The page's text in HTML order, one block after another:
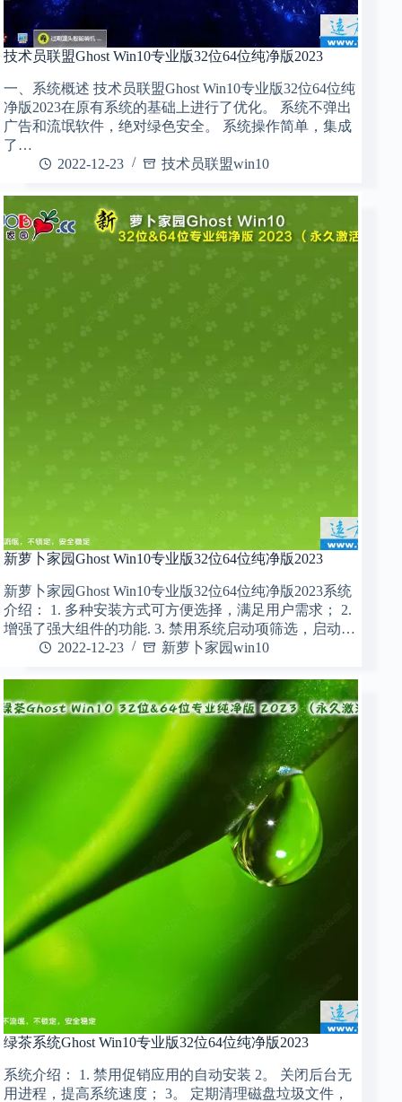
技术员联盟Ghost Win10专业版32位64位纯净版2023
一、系统概述 技术员联盟Ghost Win10专业版32位64位纯
净版2023在原有系统的基础上进行了优化。 系统不弹出
广告和流氓软件，绝对绿色安全。 系统操作简单，集成
了…
2022-12-23
技术员联盟win10
新萝卜家园Ghost Win10专业版32位64位纯净版2023
新萝卜家园Ghost Win10专业版32位64位纯净版2023系统
介绍： 1. 多种安装方式可方便选择，满足用户需求； 2.
增强了强大组件的功能. 3. 禁用系统启动项筛选，启动…
2022-12-23
新萝卜家园win10
绿茶系统Ghost Win10专业版32位64位纯净版2023
系统介绍： 1. 禁用促销应用的自动安装 2。 关闭后台无
用进程，提高系统速度； 3。 定期清理磁盘垃圾文件，